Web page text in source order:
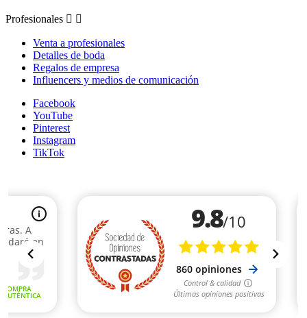
Profesionales  
Venta a profesionales
Detalles de boda
Regalos de empresa
Influencers y medios de comunicación
Facebook
YouTube
Pinterest
Instagram
TikTok